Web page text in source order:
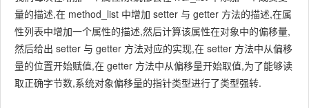
量的描述,在 method_list 中增加 setter 与 getter 方法的描述,在属
性列表中增加一个属性的描述,然后计算该属性在对象中的偏移量,
然后给出 setter 与 getter 方法对应的实现,在 setter 方法中从偏移
量的位置开始赋值,在 getter 方法中从偏移量开始取值,为了能够读
取正确字节数,系统对象偏移量的指针类型进行了类型强转.